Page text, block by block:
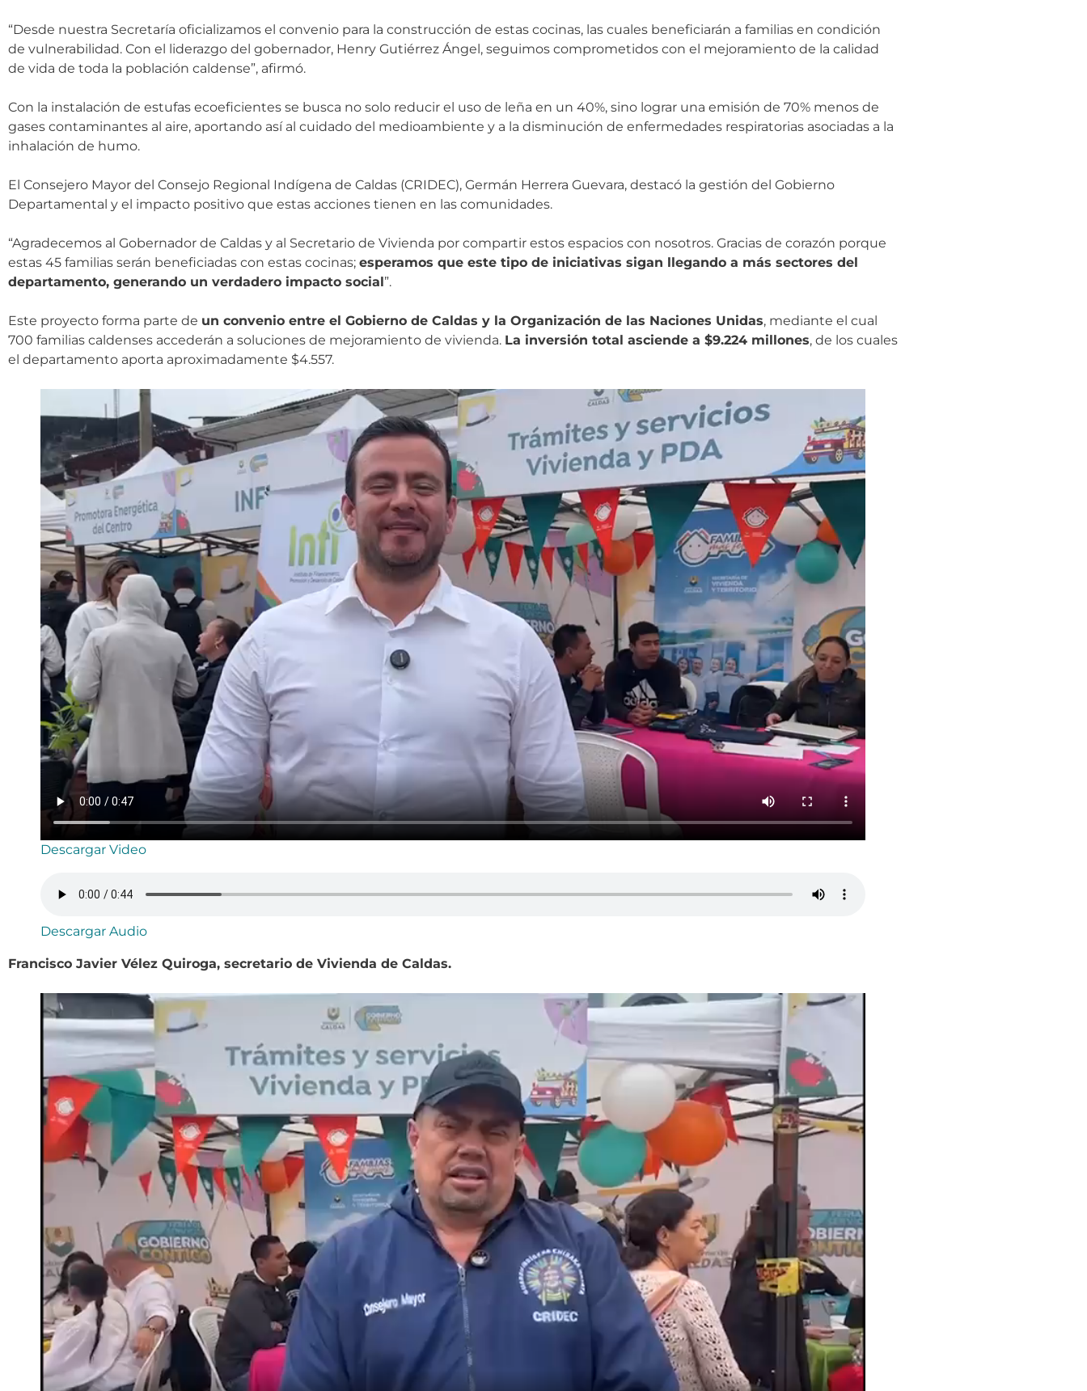
“Desde nuestra Secretaría oficializamos el convenio para la construcción de estas cocinas, las cuales beneficiarán a familias en condición
de vulnerabilidad. Con el liderazgo del gobernador, Henry Gutiérrez Ángel, seguimos comprometidos con el mejoramiento de la calidad
de vida de toda la población caldense”, afirmó.
Con la instalación de estufas ecoeficientes se busca no solo reducir el uso de leña en un 40%, sino lograr una emisión de 70% menos de
gases contaminantes al aire, aportando así al cuidado del medioambiente y a la disminución de enfermedades respiratorias asociadas a la
inhalación de humo.
El Consejero Mayor del Consejo Regional Indígena de Caldas (CRIDEC), Germán Herrera Guevara, destacó la gestión del Gobierno
Departamental y el impacto positivo que estas acciones tienen en las comunidades.
“Agradecemos al Gobernador de Caldas y al Secretario de Vivienda por compartir estos espacios con nosotros. Gracias de corazón porque
estas 45 familias serán beneficiadas con estas cocinas; esperamos que este tipo de iniciativas sigan llegando a más sectores del
departamento, generando un verdadero impacto social”.
Este proyecto forma parte de un convenio entre el Gobierno de Caldas y la Organización de las Naciones Unidas, mediante el cual
700 familias caldenses accederán a soluciones de mejoramiento de vivienda. La inversión total asciende a $9.224 millones, de los cuales
el departamento aporta aproximadamente $4.557.
Descargar Video
Descargar Audio
Francisco Javier Vélez Quiroga, secretario de Vivienda de Caldas.